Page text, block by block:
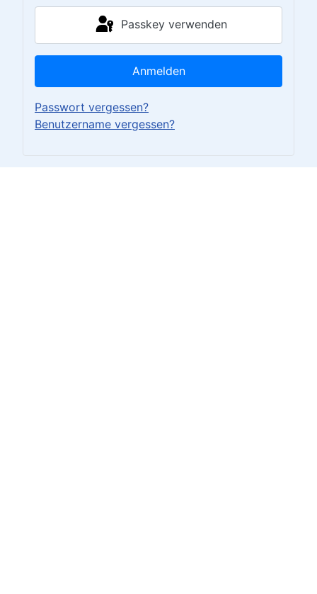
Passkey verwenden
Anmelden
Passwort vergessen?
Benutzername vergessen?